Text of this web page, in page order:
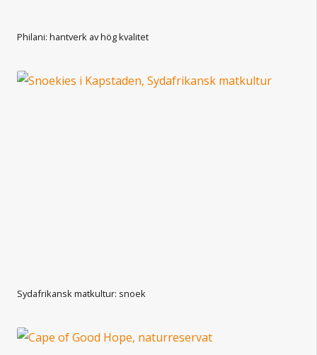
Philani: hantverk av hög kvalitet
Sydafrikansk matkultur: snoek